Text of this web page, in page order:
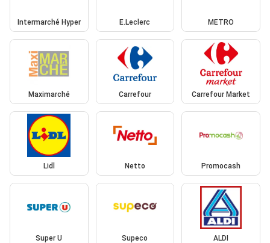
Intermarché Hyper E.Leclerc METRO
Maximarché Carrefour Carrefour Market
Lidl Netto Promocash
Super U Supeco ALDI